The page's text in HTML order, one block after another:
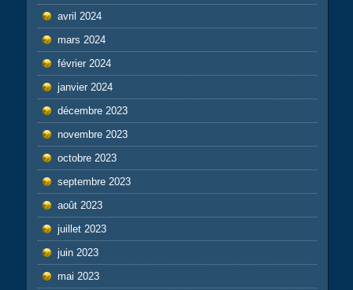
avril 2024
mars 2024
février 2024
janvier 2024
décembre 2023
novembre 2023
octobre 2023
septembre 2023
août 2023
juillet 2023
juin 2023
mai 2023